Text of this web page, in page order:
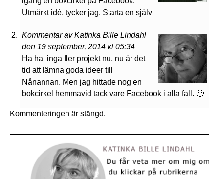
Utmärkt idé, tycker jag. Starta en själv!
Kommentar av Katinka Bille Lindahl
den 19 september, 2014 kl 05:34
Ha ha, inga fler projekt nu, nu är det
tid att lämna goda ideer till
Nånannan. Men jag hittade nog en
bokcirkel hemmavid tack vare Facebook i alla fall. 🙂
Kommenteringen är stängd.